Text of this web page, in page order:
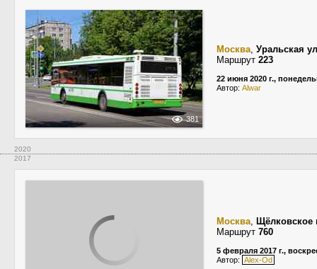
381
Москва, Уральская
Маршрут 223
22 июня 2020 г.,
Автор: Alwar
2020
2017
Москва, Щёлковское
Маршрут 760
5 февраля 2017 г.,
Автор: Alex-Od